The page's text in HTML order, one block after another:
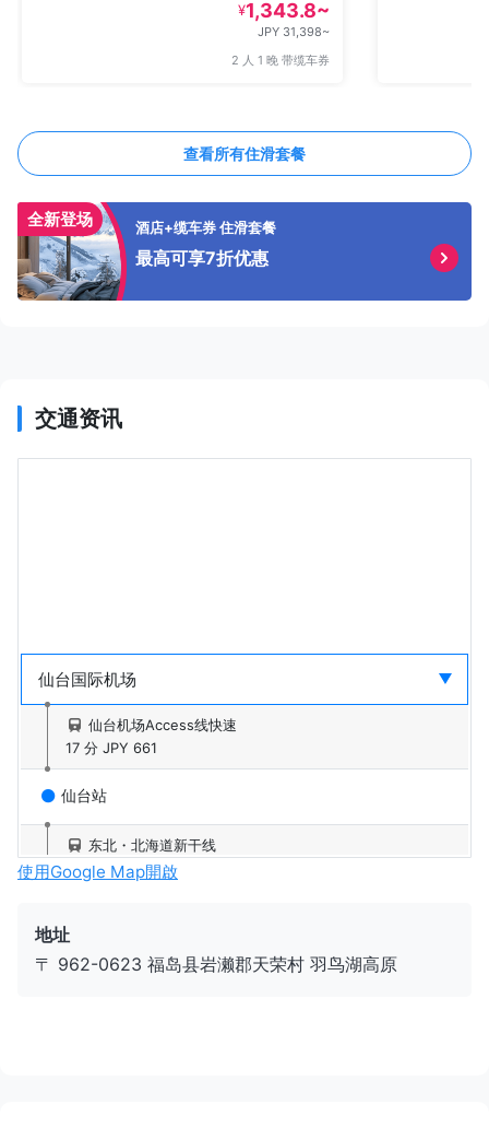
¥1,343.8~
JPY 31,398~
2 人 1 晚 带缆车券
查看所有住滑套餐
全新登场 酒店+缆车券 住滑套餐
最高可享7折优惠
交通资讯
仙台机场Access线快速
17 分 JPY 661
仙台站
东北・北海道新干线
51 分 JPY 5,930
羽鸟湖Liner号
使用Google Map開啟
地址
〒 962-0623 福岛县岩濑郡天荣村 羽鸟湖高原